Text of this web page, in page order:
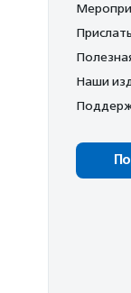
Наши